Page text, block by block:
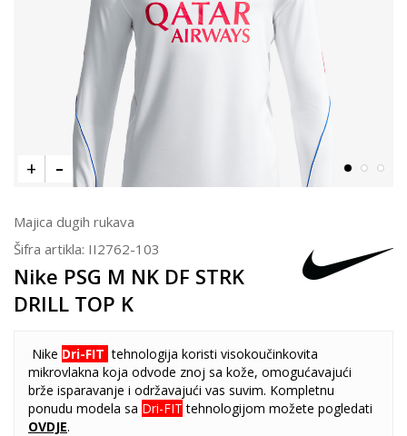
Majica dugih rukava
Šifra artikla: II2762-103
Nike PSG M NK DF STRK
DRILL TOP K
Nike Dri-FIT tehnologija koristi visokoučinkovita
mikrovlakna koja odvode znoj sa kože, omogućavajući
brže isparavanje i održavajući vas suvim. Kompletnu
ponudu modela sa Dri-FIT tehnologijom možete pogledati
OVDJE.